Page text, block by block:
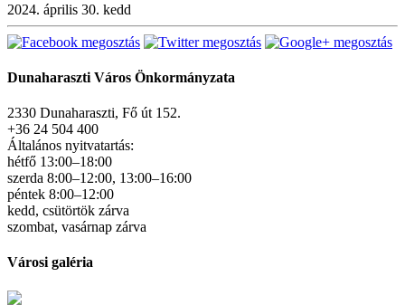
2024. április 30. kedd
Dunaharaszti Város Önkormányzata
2330 Dunaharaszti, Fő út 152.
+36 24 504 400
Általános nyitvatartás:
hétfő 13:00–18:00
szerda 8:00–12:00, 13:00–16:00
péntek 8:00–12:00
kedd, csütörtök zárva
szombat, vasárnap zárva
Városi galéria